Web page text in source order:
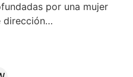
por una mujer
dirección…